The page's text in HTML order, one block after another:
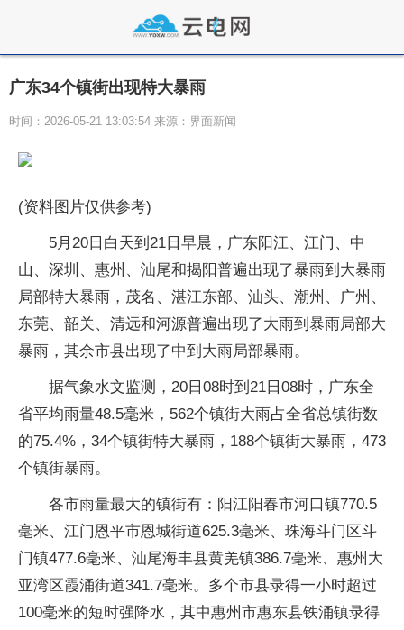
广东34个镇街出现特大暴雨
时间：2026-05-21 13:03:54 来源：界面新闻
(资料图片仅供参考)
5月20日白天到21日早晨，广东阳江、江门、中
山、深圳、惠州、汕尾和揭阳普遍出现了暴雨到大暴雨
局部特大暴雨，茂名、湛江东部、汕头、潮州、广州、
东莞、韶关、清远和河源普遍出现了大雨到暴雨局部大
暴雨，其余市县出现了中到大雨局部暴雨。
据气象水文监测，20日08时到21日08时，广东全
省平均雨量48.5毫米，562个镇街大雨占全省总镇街数
的75.4%，34个镇街特大暴雨，188个镇街大暴雨，473
个镇街暴雨。
各市雨量最大的镇街有：阳江阳春市河口镇770.5
毫米、江门恩平市恩城街道625.3毫米、珠海斗门区斗
门镇477.6毫米、汕尾海丰县黄羌镇386.7毫米、惠州大
亚湾区霞涌街道341.7毫米。多个市县录得一小时超过
100毫米的短时强降水，其中惠州市惠东县铁涌镇录得